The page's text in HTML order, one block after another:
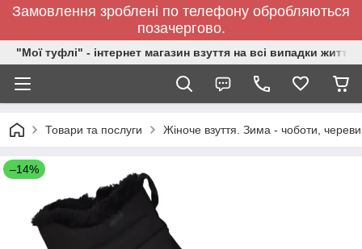
Замовлення зроблені по телефону обробляються
позачергово.
"Мої туфлі" - інтернет магазин взуття на всі випадки життя.
Товари та послуги Жіноче взуття. Зима - чоботи,
–14%